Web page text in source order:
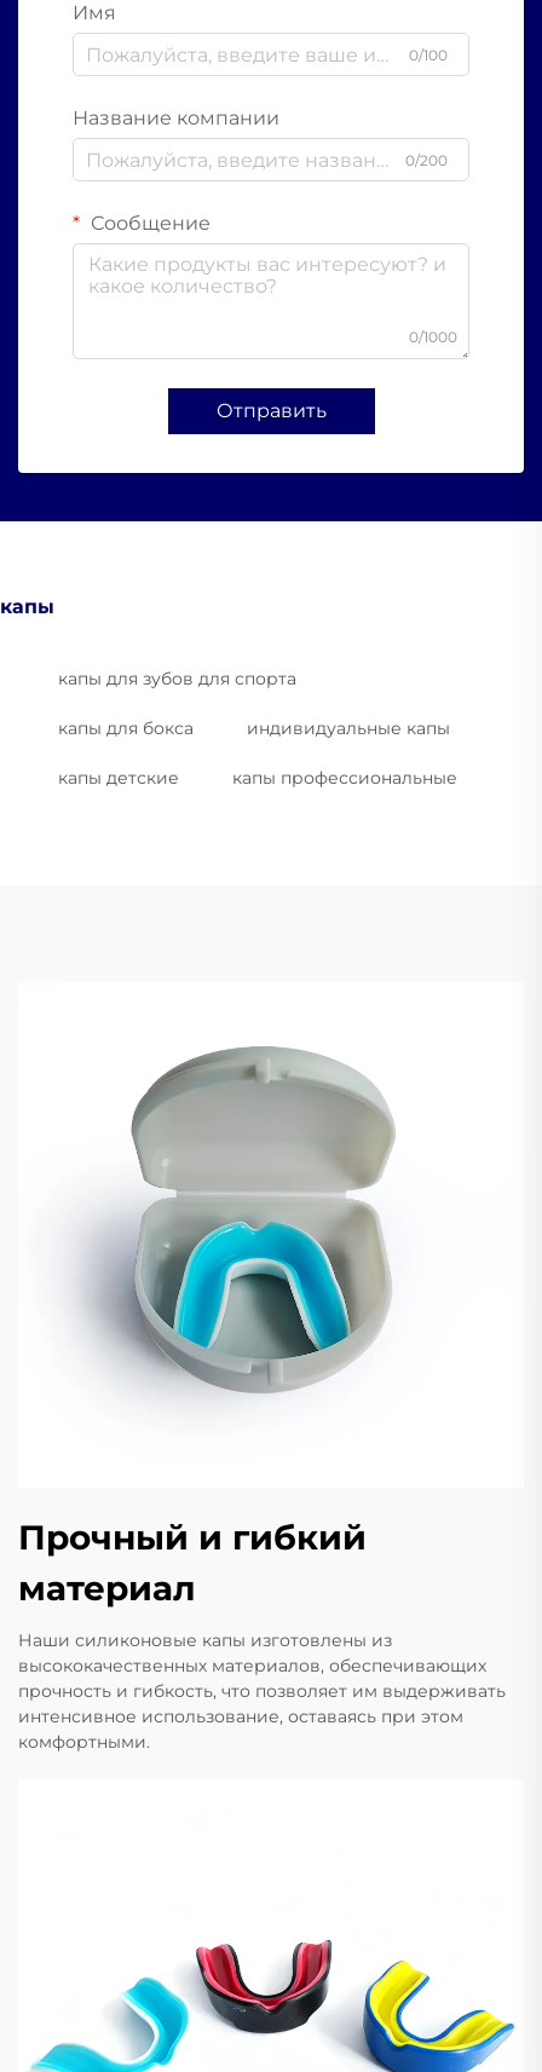
Имя
0/100
Название компании
0/200
Сообщение
0/1000
Отправить
капы
капы для зубов для спорта
капы для бокса индивидуальные капы
капы детские капы профессиональные
Прочный и гибкий
материал
Наши силиконовые капы изготовлены из
высококачественных материалов, обеспечивающих
прочность и гибкость, что позволяет им выдерживать
интенсивное использование, оставаясь при этом
комфортными.